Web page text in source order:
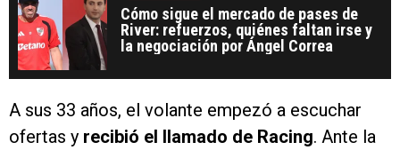
Cómo sigue el mercado de pases de
River: refuerzos, quiénes faltan irse y
la negociación por Ángel Correa
A sus 33 años, el volante empezó a escuchar
ofertas y recibió el llamado de Racing. Ante la